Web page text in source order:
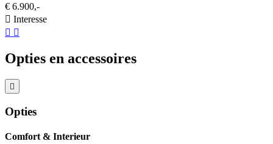
€ 6.900,-
Interesse
Opties en accessoires
Opties
Comfort & Interieur